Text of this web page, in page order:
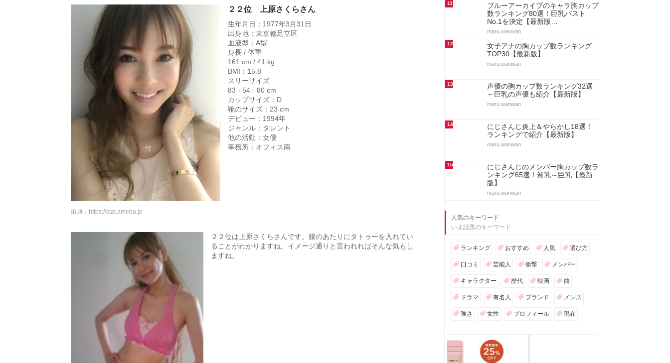
２２位 上原さくらさん
生年月日：1977年3月31日
出身地：東京都足立区
血液型：A型
身長 / 体重
161 cm / 41 kg
BMI：15.8
スリーサイズ
83 - 54 - 80 cm
カップサイズ：D
靴のサイズ：23 cm
デビュー：1994年
ジャンル：タレント
他の活動：女優
事務所：オフィス南
出典： https://stat.ameba.jp
２２位は上原さくらさんです。腰のあたりにタトゥーを入れてい
ることがわかりますね。イメージ通りと言われればそんな気もし
ますね。
11
ブルーアーカイブのキャラ胸カップ
数ランキング80選！巨乳バスト
No.1を決定【最新版…
maru.wanwan
12
女子アナの胸カップ数ランキング
TOP30【最新版】
maru.wanwan
13
声優の胸カップ数ランキング32選
～巨乳の声優も紹介【最新版】
maru.wanwan
14
にじさんじ炎上＆やらかし18選！
ランキングで紹介【最新版】
maru.wanwan
15
にじさんじのメンバー胸カップ数ラ
ンキング65選！貧乳～巨乳【最新
版】
maru.wanwan
人気のキーワード
いま話題のキーワード
ランキング おすすめ 人気 選び方
口コミ 芸能人 衝撃 メンバー
キャラクター 歴代 映画 曲
ドラマ 有名人 ブランド メンズ
強さ 女性 プロフィール 現在